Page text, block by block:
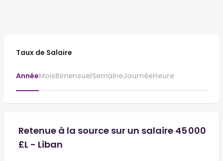
Taux de Salaire
AnnéeMoisBimensuelSemaineJournéeHeure
Retenue à la source sur un salaire 45 000
£L - Liban